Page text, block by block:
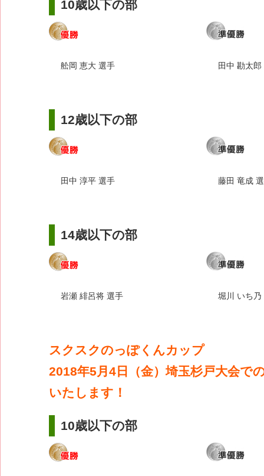
10歳以下の部
舩岡 恵大 選手 田中 勘太郎
12歳以下の部
田中 淳平 選手 藤田 竜成
14歳以下の部
岩瀬 緋呂将 選手 堀川 いち乃
スクスクのっぽくんカップ
2018年5月4日（金）埼玉杉戸大会で
いたします！
10歳以下の部